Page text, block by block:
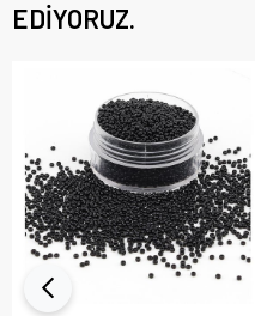
EDIYORUZ.